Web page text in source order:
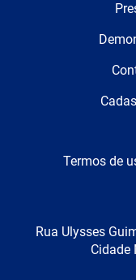
Termos de
Rua Ulysses
Cidade